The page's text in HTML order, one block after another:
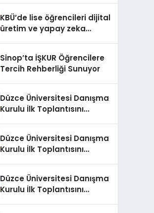
KBÜ’de lise öğrencileri dijital
üretim ve yapay zeka
Sinop’ta İŞKUR Öğrencilere
Tercih Rehberliği Sunuyor
Düzce Üniversitesi Danışma
Kurulu İlk Toplantısını
Düzce Üniversitesi Danışma
Kurulu İlk Toplantısını
Düzce Üniversitesi Danışma
Kurulu İlk Toplantısını